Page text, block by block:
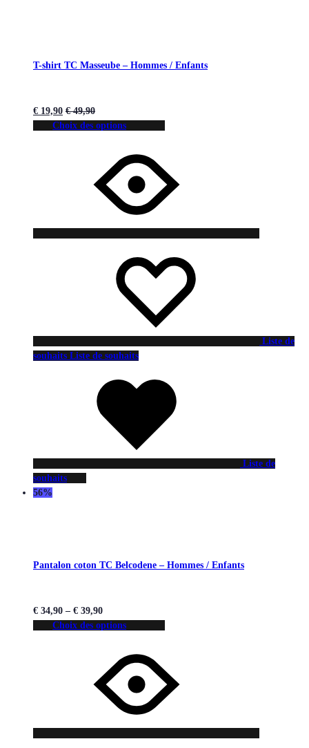
T-shirt TC Masseube – Hommes / Enfants
€ 19,90 €49,90
Choix des options
Liste de
souhaits Liste de souhaits
Liste de
souhaits
56%
Pantalon coton TC Belcodene – Hommes / Enfants
€ 34,90 – € 39,90
Choix des options